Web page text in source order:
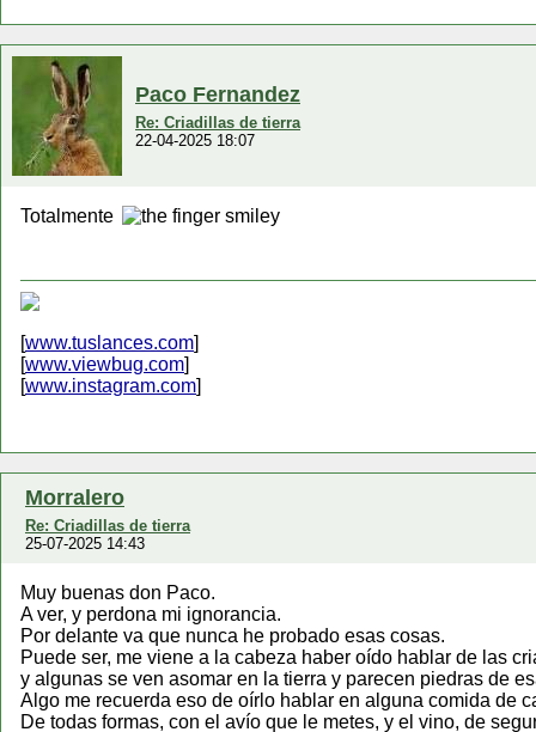
Paco Fernandez
Re: Criadillas de tierra
22-04-2025 18:07
Totalmente
www.tuslances.com
www.viewbug.com
www.instagram.com
Morralero
Re: Criadillas de tierra
25-07-2025 14:43
Muy buenas don Paco.
A ver, y perdona mi ignorancia.
Por delante va que nunca he probado esas cosas.
Puede ser, me viene a la cabeza haber oído hablar de las
y algunas se ven asomar en la tierra y parecen piedras de
Algo me recuerda eso de oírlo hablar en alguna comida de
De todas formas, con el avío que le metes, y el vino, de